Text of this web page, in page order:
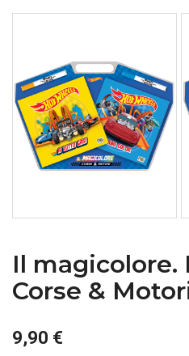
Il magicolore.
Corse &
9,90 €